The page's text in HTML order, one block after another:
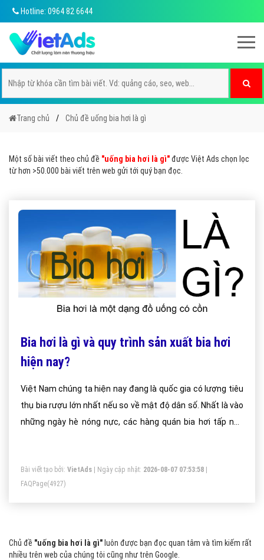
Hotline: 0964 82 6644
Trang chủ Chủ đề uống bia hơi là gì
Một số bài viết theo chủ đề "uống bia hơi là gì"được Việt Ads chọn lọc
từ hơn >50.000 bài viết trên web gửi tới quý bạn đọc.
Bia hơi là gì và quy trình sản xuất bia hơi
hiện nay?
Việt Nam chúng ta hiện nay đang là quốc gia có lượng tiêu
thụ bia rượu lớn nhất nếu so về mật độ dân số. Nhất là vào
những ngày hè nóng nực, các hàng quán bia hơi tấp nập
Bài viết tạo bởi: VietAds | Ngày cập nhật: 2026-08-07 07:53:58
FAQPage(4927)
Chủ đề "uống bia hơi là gì" luôn được bạn đọc quan tâm và tìm kiếm rất
nhiều trên web của chúng tôi cũng như trên Google.